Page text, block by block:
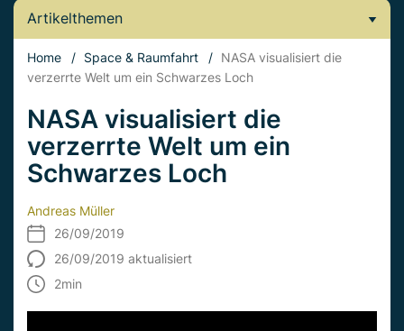
Artikelthemen
Home / Space & Raumfahrt / NASA visualisiert die
verzerrte Welt um ein Schwarzes Loch
NASA visualisiert die
verzerrte Welt um ein
Schwarzes Loch
Andreas Müller
26/09/2019
26/09/2019 aktualisiert
2min